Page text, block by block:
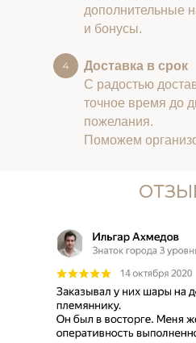
дополнительные
и бонусы.
Доставка в срок
С радостью
точное время до
пожелания.
Поможем